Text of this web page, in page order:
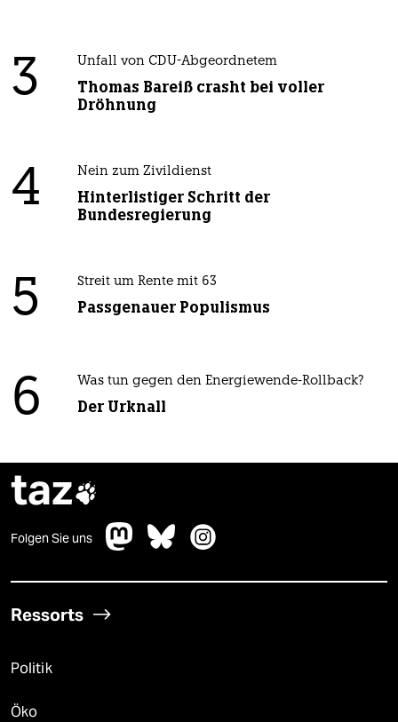
3 Unfall von CDU-Abgeordnetem
Thomas Bareiß crasht bei voller
Dröhnung
4 Nein zum Zivildienst
Hinterlistiger Schritt der
Bundesregierung
5 Streit um Rente mit 63
Passgenauer Populismus
6 Was tun gegen den Energiewende-Rollback?
Der Urknall
taz
Folgen Sie uns
Ressorts
Politik
Öko